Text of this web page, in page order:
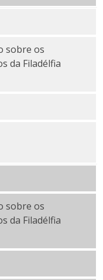
sobre os
da Filadélfia
sobre os
da Filadélfia